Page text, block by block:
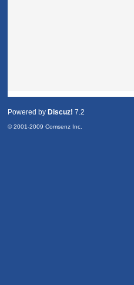
Powered by Discuz! 7.2
© 2001-2009Comsenz Inc.